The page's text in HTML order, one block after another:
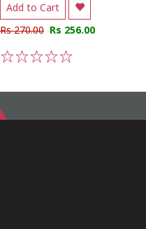
Add to Cart
Rs 270.00 Rs 256.00